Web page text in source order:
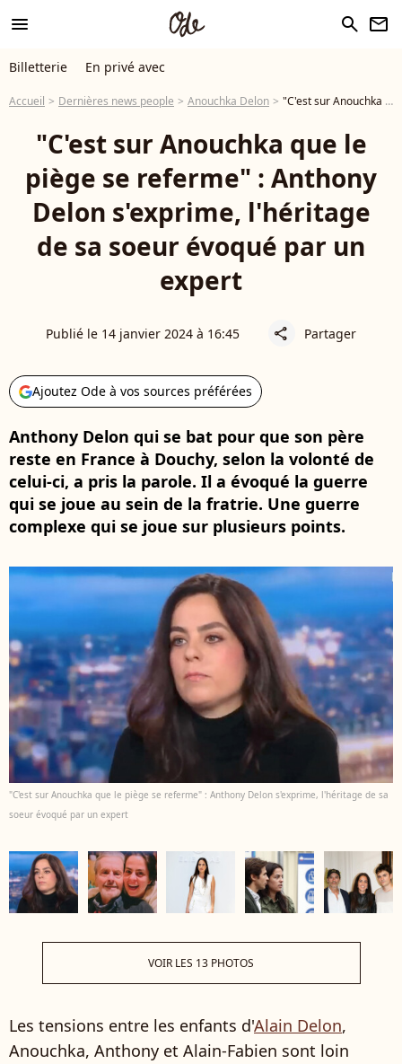
menu search newsletter
Billetterie En privé avec
Accueil Dernières news people Anouchka Delon "C'est sur Anouchka que le piège se referme" : Anthony Delon s'exprime, l'héritage de sa soeur évoqué par un expert
"C'est sur Anouchka que le
piège se referme" : Anthony
Delon s'exprime, l'héritage
de sa soeur évoqué par un
expert
Publié le 14 janvier 2024 à 16:45 share Partager
Ajoutez Ode à vos sources préférées
Anthony Delon qui se bat pour que son père
reste en France à Douchy, selon la volonté de
celui-ci, a pris la parole. Il a évoqué la guerre
qui se joue au sein de la fratrie. Une guerre
complexe qui se joue sur plusieurs points.
"C'est sur Anouchka que le piège se referme" : Anthony Delon s'exprime, l'héritage de sa
soeur évoqué par un expert
VOIR LES 13 PHOTOS
Les tensions entre les enfants d'Alain Delon,
Anouchka, Anthony et Alain-Fabien sont loin